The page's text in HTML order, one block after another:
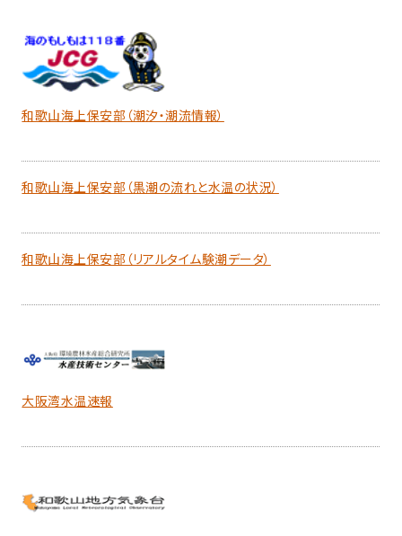
和歌山海上保安部（潮汐・潮流情報）
和歌山海上保安部（黒潮の流れと水温の状況）
和歌山海上保安部（リアルタイム験潮データ）
大阪湾水温速報